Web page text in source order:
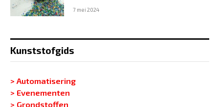
7 mei 2024
Kunststofgids
> Automatisering
> Evenementen
> Grondstoffen